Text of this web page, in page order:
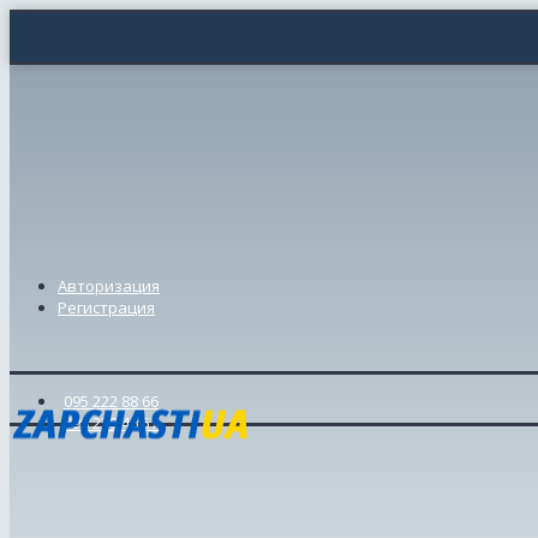
Авторизация
Регистрация
095 222 88 66
098 239 46 57